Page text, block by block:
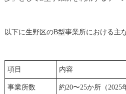
以下に生野区のB型事業所における主
項目 内容
事業所数 約20〜25か所（2025